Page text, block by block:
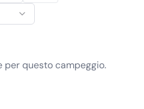
per questo campeggio.